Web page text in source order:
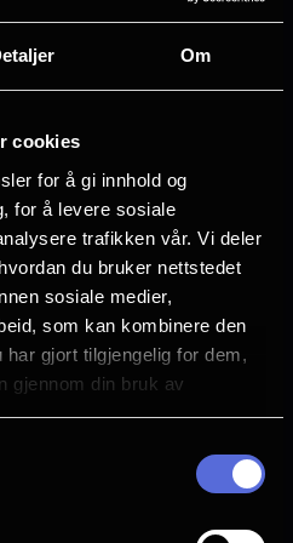
Om
cookies
for å gi innhold og
for å levere sosiale
trafikken vår. Vi deler
du bruker nettstedet
sosiale medier,
som kan kombinere den
gjort tilgjengelig for dem,
gjennom din bruk av